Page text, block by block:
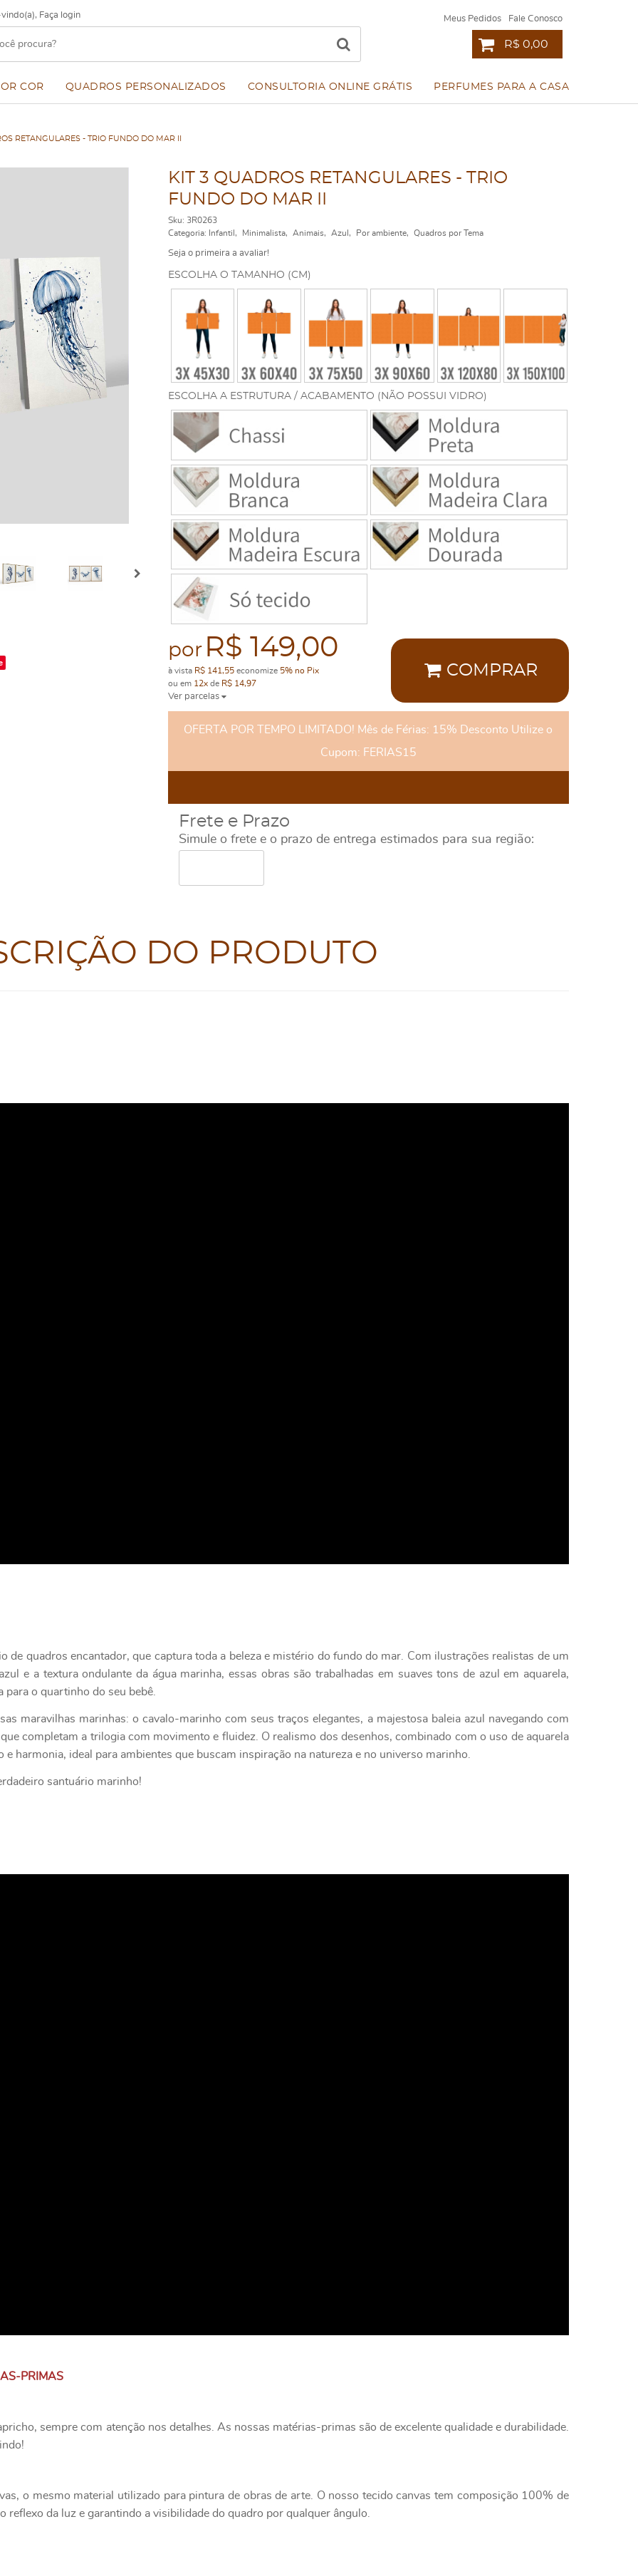
Faça login Meus Pedidos Fale Conosco
R$ 0,00
COR QUADROS PERSONALIZADOS CONSULTORIA ONLINE GRÁTIS PERFUMES PARA A CASA
RETANGULARES - TRIO FUNDO DO MAR II
KIT 3 QUADROS RETANGULARES - TRIO
FUNDO DO MAR II
Sku: 3R0263
Categoria:
Infantil Minimalista Animais Azul Por ambiente Quadros por Tema
Seja o primeira a avaliar!
ESCOLHA A ESTRUTURA / ACABAMENTO (NÃO POSSUI VIDRO)
ESCOLHA O TAMANHO (CM)
por R$ 149,00
à vista R$ 141,55economize 5% no Pix
ou em 12xde R$ 14,97
Ver parcelas
COMPRAR
OFERTA POR TEMPO LIMITADO! Mês de Férias: 15% Desconto Utilize o
Cupom: FERIAS15
Frete e Prazo
Simule o frete e o prazo de entrega estimados para sua região:
DO PRODUTO
de quadros encantador, que captura toda a beleza e mistério do fundo do mar. Com ilustrações realistas de um
e a textura ondulante da água marinha, essas obras são trabalhadas em suaves tons de azul em aquarela,
o quartinho do seu bebê.
maravilhas marinhas: o cavalo-marinho com seus traços elegantes, a majestosa baleia azul navegando com
completam a trilogia com movimento e fluidez. O realismo dos desenhos, combinado com o uso de aquarela
harmonia, ideal para ambientes que buscam inspiração na natureza e no universo marinho.
santuário marinho!
PRIMAS
sempre com atenção nos detalhes. As nossas matérias-primas são de excelente qualidade e durabilidade.
o mesmo material utilizado para pintura de obras de arte. O nosso tecido canvas tem composição 100% de
reflexo da luz e garantindo a visibilidade do quadro por qualquer ângulo.